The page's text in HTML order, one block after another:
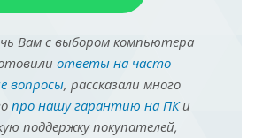
Вам с выбором компьютера
ответы на часто
вопросы, рассказали много
про нашу гарантию на ПКи
поддержку покупателей,